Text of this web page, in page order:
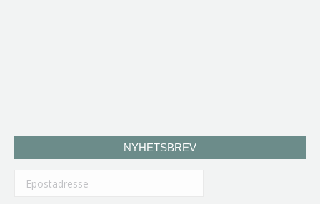
NYHETSBREV